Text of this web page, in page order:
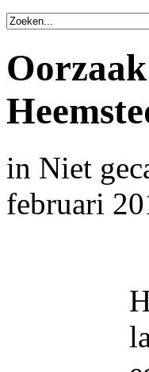
in Niet
februari